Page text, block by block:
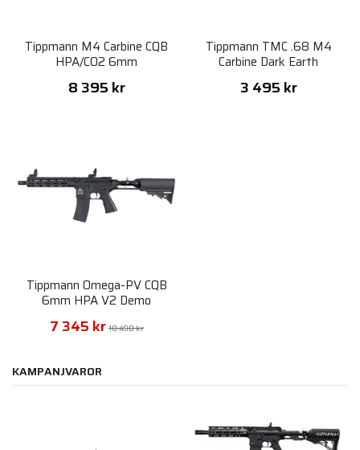
Tippmann M4 Carbine CQB
HPA/CO2 6mm
8 395 kr
Tippmann TMC .68 M4
Carbine Dark Earth
3 495 kr
Tippmann Omega-PV CQB
6mm HPA V2 Demo
7 345 kr 10 490 kr
KAMPANJVAROR